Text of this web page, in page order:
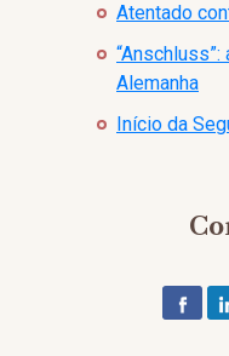
Atentado
Alemanha
Início da